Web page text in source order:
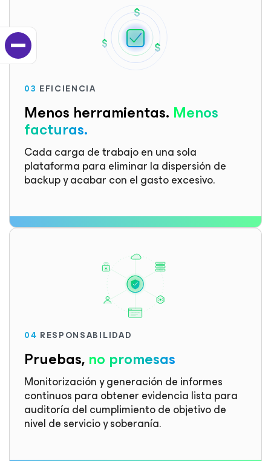
03 EFICIENCIA
Menos herramientas. Menos
facturas.
Cada carga de trabajo en una sola
plataforma para eliminar la dispersión de
backup y acabar con el gasto excesivo.
04 RESPONSABILIDAD
Pruebas, no promesas
Monitorización y generación de informes
continuos para obtener evidencia lista para
auditoría del cumplimiento de objetivo de
nivel de servicio y soberanía.